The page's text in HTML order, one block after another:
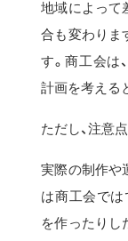
地域によって
合も変わりま
す。商工会は
計画を考える
ただし、注意
実際の制作や
は商工会で
を作ったりし